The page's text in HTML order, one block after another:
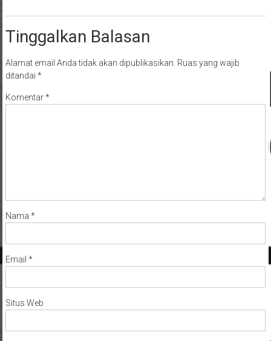
Tinggalkan Balasan
Alamat email Anda tidak akan dipublikasikan. Ruas yang wajib
ditandai *
Komentar*
Nama *
Email *
Situs Web